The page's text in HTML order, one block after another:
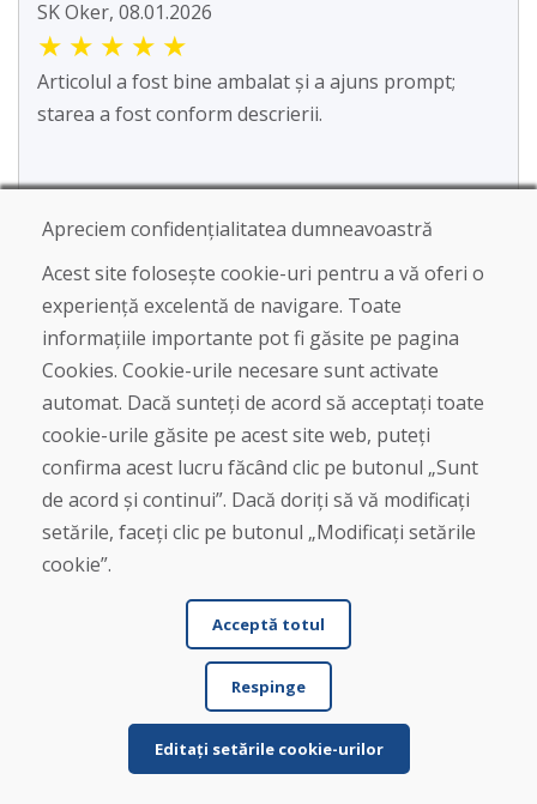
SK Oker, 08.01.2026
★ ★ ★ ★ ★
Articolul a fost bine ambalat și a ajuns prompt;
starea a fost conform descrierii.
Jürgen Reinhard , 17.12.2025
★★★★★
Am comandat o pereche de schiuri folosite și le-am
primit în termen de patru zile lucrătoare. Sch...
Citește mai mult ...
Afișează mai multe recenzii >
Scrie o recenzie
★★
Apreciem confidențialitatea dumneavoastră
Acest site folosește cookie-uri pentru a vă oferi o
experiență excelentă de navigare. Toate
informațiile importante pot fi găsite pe pagina
Cookies. Cookie-urile necesare sunt activate
automat. Dacă sunteți de acord să acceptați toate
cookie-urile găsite pe acest site web, puteți
confirma acest lucru făcând clic pe butonul „Sunt
de acord și continui”. Dacă doriți să vă modificați
setările, faceți clic pe butonul „Modificați setările
cookie”.
Acceptă totul
Respinge
Editați setările cookie-urilor